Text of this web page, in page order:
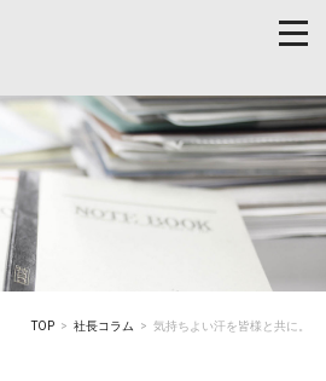
TOP 社長コラム 気持ちよい汗を皆様と共に。